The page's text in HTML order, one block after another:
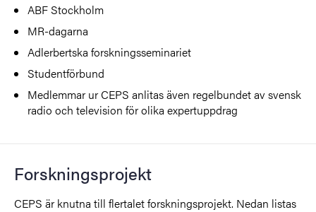
ABF Stockholm
MR-dagarna
Adlerbertska forskningsseminariet
Studentförbund
Medlemmar ur CEPS anlitas även regelbundet av svensk
radio och television för olika expertuppdrag
Forskningsprojekt
CEPS är knutna till flertalet forskningsprojekt. Nedan listas